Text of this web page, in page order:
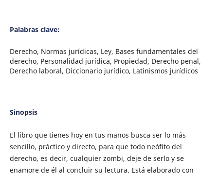
Palabras clave:
Derecho, Normas jurídicas, Ley, Bases fundamentales del
derecho, Personalidad jurídica, Propiedad, Derecho penal,
Derecho laboral, Diccionario jurídico, Latinismos jurídicos
Sinopsis
El libro que tienes hoy en tus manos busca ser lo más
sencillo, práctico y directo, para que todo neófito del
derecho, es decir, cualquier zombi, deje de serlo y se
enamore de él al concluir su lectura. Está elaborado con